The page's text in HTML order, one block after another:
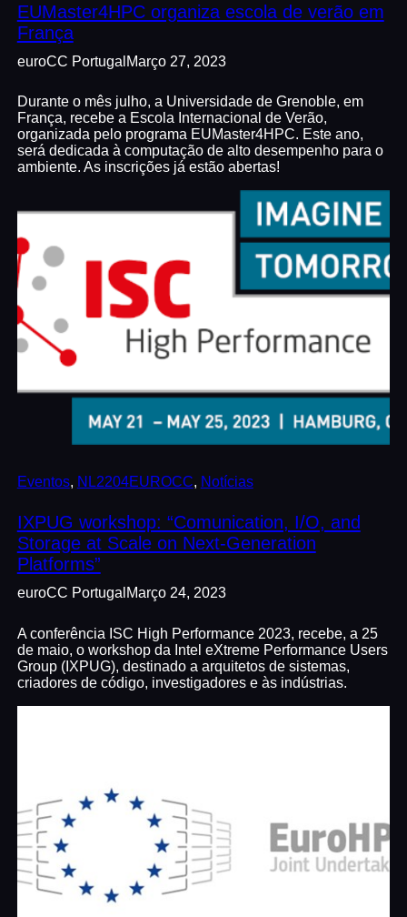
EUMaster4HPC organiza escola de verão em
França
euroCC Portugal Março 27, 2023
Durante o mês julho, a Universidade de Grenoble, em
França, recebe a Escola Internacional de Verão,
organizada pelo programa EUMaster4HPC. Este ano,
será dedicada à computação de alto desempenho para o
ambiente. As inscrições já estão abertas!
Eventos, NL2204EUROCC, Notícias
IXPUG workshop: “Comunication, I/O, and
Storage at Scale on Next-Generation
Platforms”
euroCC Portugal Março 24, 2023
A conferência ISC High Performance 2023, recebe, a 25
de maio, o workshop da Intel eXtreme Performance Users
Group (IXPUG), destinado a arquitetos de sistemas,
criadores de código, investigadores e às indústrias.